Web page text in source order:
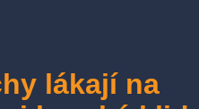
lákají na